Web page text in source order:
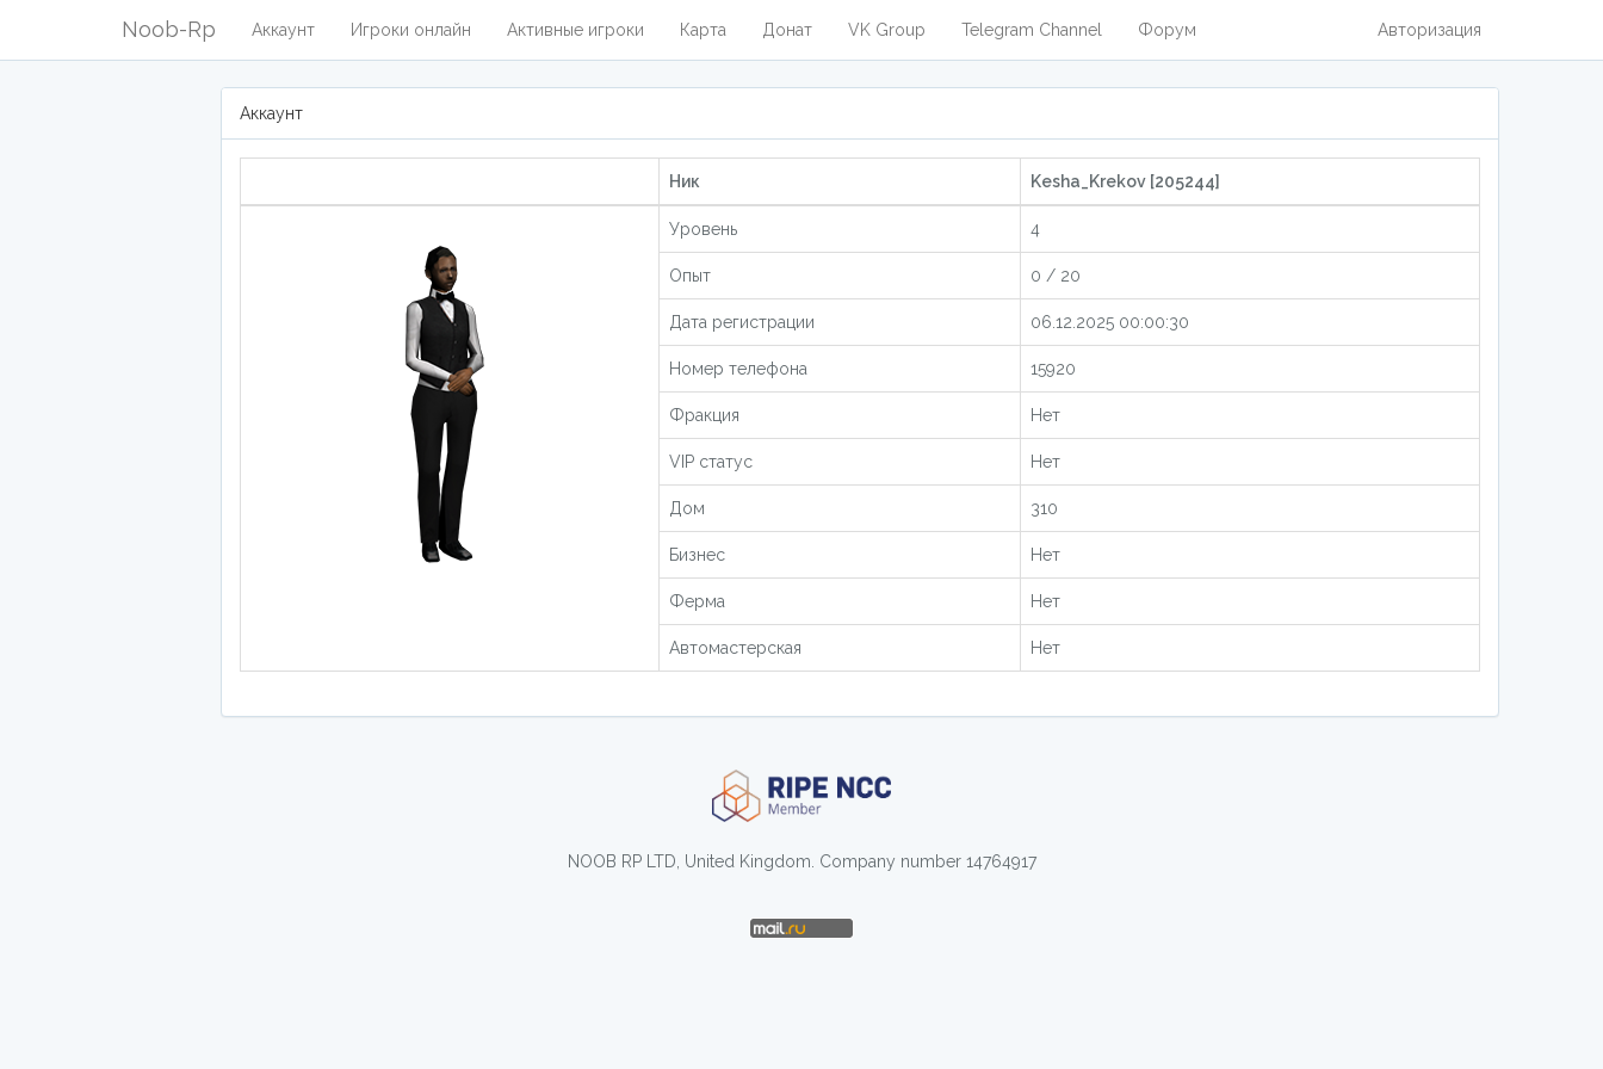
Noob-Rp Аккаунт Игроки онлайн Активные игроки Карта Донат VK Group Telegram Channel Форум Авторизация
Аккаунт
Ник Kesha_Krekov [205244]
Уровень 4
Опыт 0 / 20
Дата регистрации 06.12.2025 00:00:30
Номер телефона 15920
Фракция Нет
VIP статус Нет
Дом 310
Бизнес Нет
Ферма Нет
Автомастерская Нет
NOOB RP LTD, United Kingdom. Company number 14764917